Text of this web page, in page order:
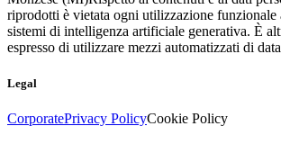
riprodotti è vietata ogni utilizzazione funzionale
sistemi di intelligenza artificiale generativa. È
espresso di utilizzare mezzi automatizzati di
Legal
CorporatePrivacy PolicyCookie Policy